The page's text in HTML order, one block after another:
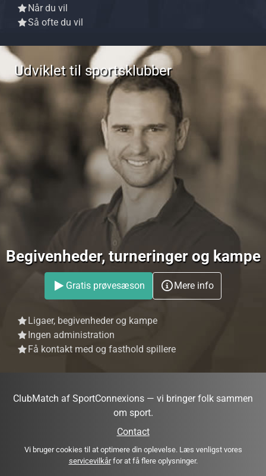
Når du vil
Så ofte du vil
Begivenheder, turneringer og kampe
Gratis prøvesæson Mere info
Ligaer, begivenheder og kampe
Ingen administration
Få kontakt med og fasthold spillere
Udviklet til sportsklubber
ClubMatch af SportConnexions — vi bringer folk sammen
om sport.
Contact
Vi bruger cookies til at optimere din oplevelse. Læs venligst vores
servicevilkårfor at få flere oplysninger.